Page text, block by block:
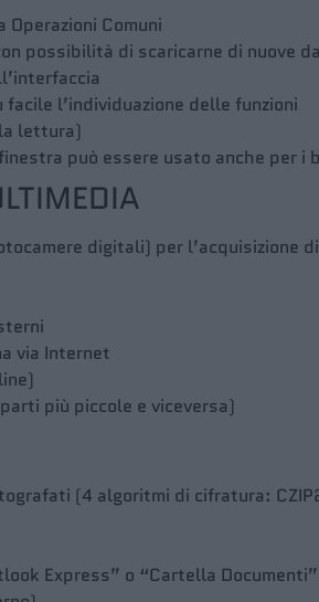
Comuni
possibilità di scaricarne di nuove
l’individuazione delle funzioni
lettura)
può essere usato anche per i
digitali) per l’acquisizione
via Internet
più piccole e viceversa)
(4 algoritmi di cifratura:
Express” o “Cartella